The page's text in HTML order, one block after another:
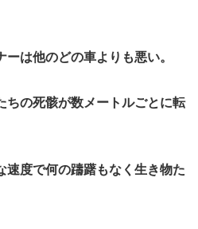
は他のどの車よりも悪い。
の死骸が数メートルごとに転
度で何の躊躇もなく生き物た